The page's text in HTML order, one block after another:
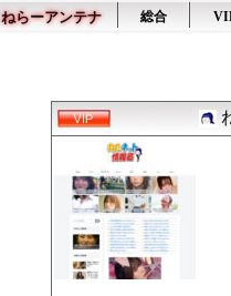
ねらーアンテナ 総合